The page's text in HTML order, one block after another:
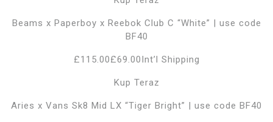
Beams x Paperboy x Reebok Club C “White” | use code
BF40
£115.00£69.00Int’l Shipping
Kup Teraz
Aries x Vans Sk8 Mid LX “Tiger Bright” | use code BF40